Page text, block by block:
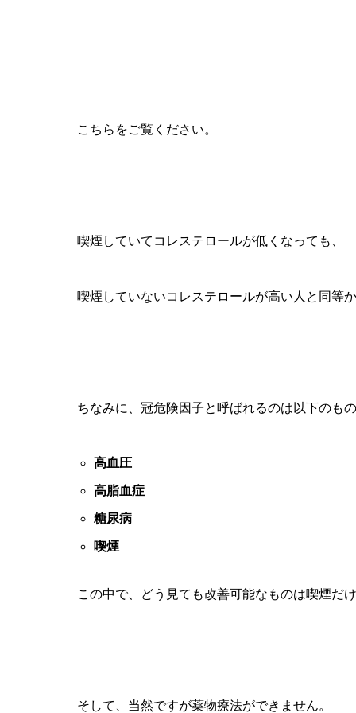
こちらをご覧ください。
喫煙していてコレステロールが低くなっても、
喫煙していないコレステロールが高い人と同等
ちなみに、冠危険因子と呼ばれるのは以下のもの
高血圧
高脂血症
糖尿病
喫煙
この中で、どう見ても改善可能なものは喫煙だ
そして、当然ですが薬物療法ができません。